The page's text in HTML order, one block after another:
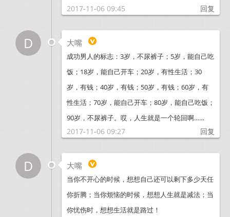
2017-11-06 09:45 回复
D 大嘴
成功男人的标志：3岁，不尿裤子；5岁，能自己吃
饭；18岁，能自己开车；20岁，有性生活；30
岁，有钱；40岁，有钱；50岁，有钱；60岁，有
性生活；70岁，能自己开车；80岁，能自己吃饭；
90岁，不尿裤子。哎，人生就是一个轮回啊……
2017-11-06 09:27 回复
D 大嘴
当你不开心的时候，想想自己还可以剩下多少天任
你折腾；当你烦恼的时候，想想人生就是减法；当
你忧伤时，想想生活就是路过！